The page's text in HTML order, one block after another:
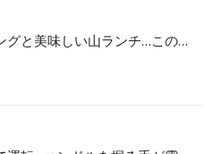
グと美味しい山ランチ…この…